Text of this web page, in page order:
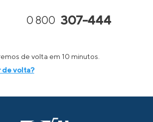
0 800 307-444
de volta em 10 minutos.
de volta?